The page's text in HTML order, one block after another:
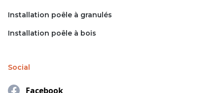
Installation poêle à granulés
Installation poêle à bois
Social
Facebook